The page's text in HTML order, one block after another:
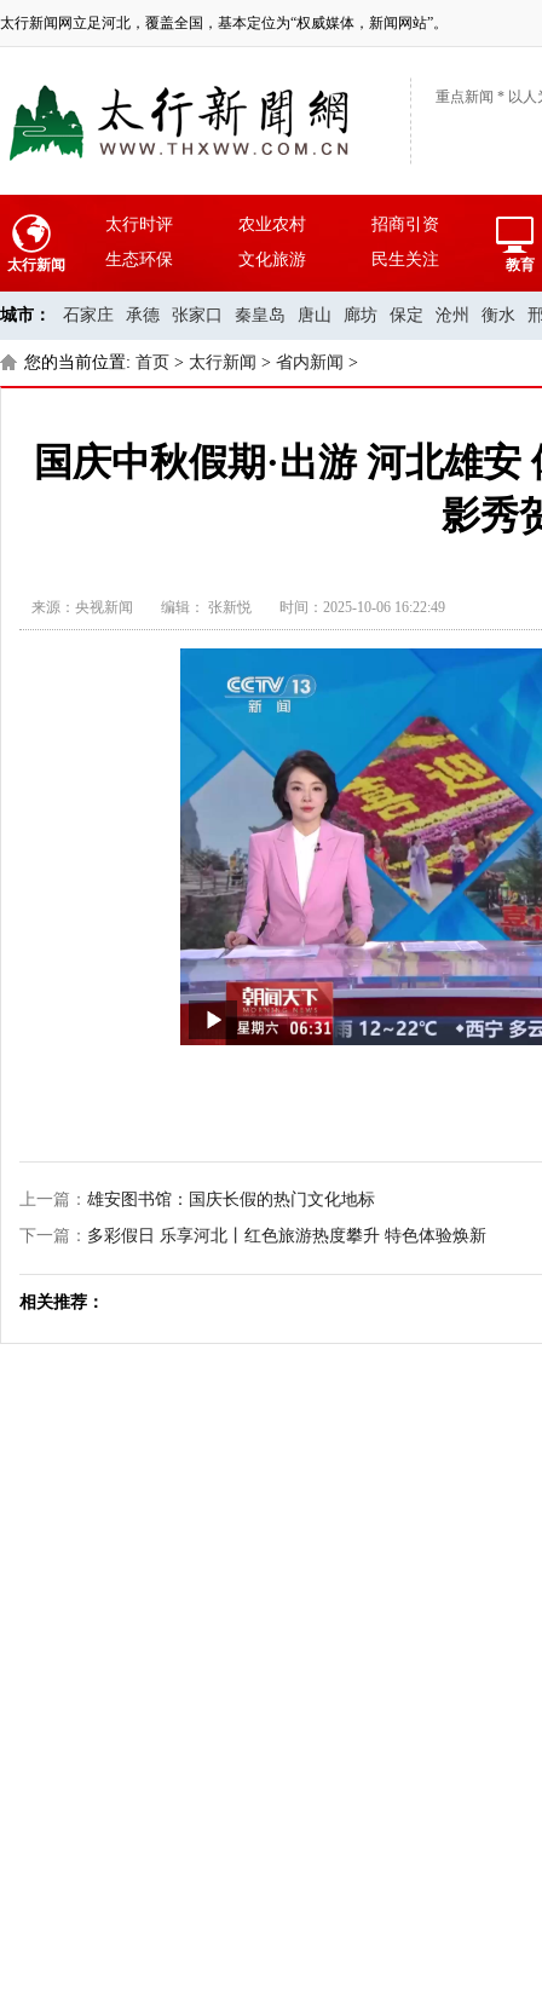
太行新闻网立足河北，覆盖全国，基本定位为“权威媒体，新闻网站”。
重点新闻 * 以人
太行新闻
太行时评 农业农村
招商引资
生态环保
文化旅游 民生关注 教育
城市： 石家庄 承德 张家口 秦皇岛 唐山 廊坊 保定 沧州 衡水
您的当前位置: 首页 > 太行新闻 > 省内新闻 >
国庆中秋假期·出游 河北雄
影秀
来源：央视新闻 编辑： 张新悦 时间：2025-10-06 16:22:49
上一篇： 雄安图书馆：国庆长假的热门文化地标
下一篇： 多彩假日 乐享河北丨红色旅游热度攀升 特色体验焕新
相关推荐：